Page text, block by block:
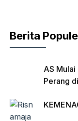
Berita
AS
Perang